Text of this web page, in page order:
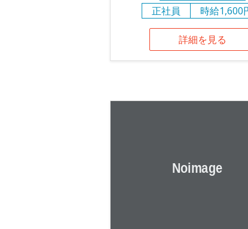
正社員
時給1,600
詳細を見る